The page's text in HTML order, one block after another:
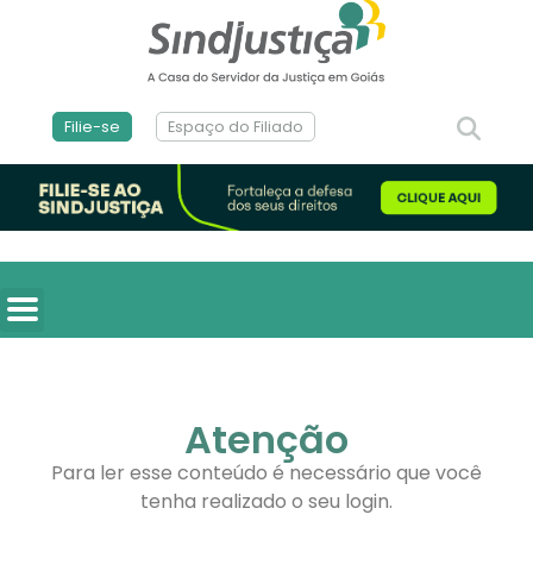
Filie-se Espaço do Filiado
Atenção
Para ler esse conteúdo é necessário que você
tenha realizado o seu login.